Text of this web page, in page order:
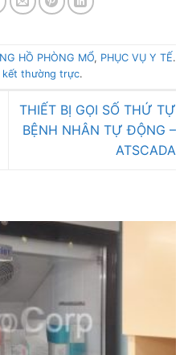
HỒ PHÒNG MỔ, PHỤC VỤ Y TẾ.
kết thường trực.
THIẾT BỊ GỌI SỐ THỨ TỰ
BỆNH NHÂN TỰ ĐỘNG –
ATSCADA